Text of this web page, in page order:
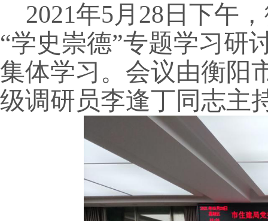
2021年5月 28 日 下午
“学史崇德”专题学习研
集体学习 。会议由衡阳
级调研员李逢丁同志主